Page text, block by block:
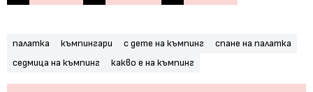
палатка къмпингари с дете на къмпинг
спане на палатка
седмица на къмпинг
какво е на къмпинг